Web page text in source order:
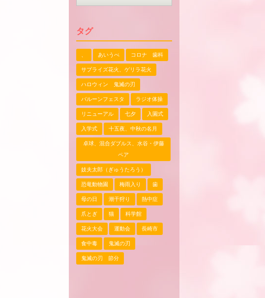
タグ
あいうべ コロナ 歯科
サプライズ花火、ゲリラ花火
ハロウィン 鬼滅の刃
バルーンフェスタ ラジオ体操
リニューアル 七夕 入園式
入学式 十五夜、中秋の名月
卓球、混合ダブルス、水谷・伊藤
ペア
妓夫太郎（ぎゅうたろう）
恐竜動物園 梅雨入り 歯
母の日 潮干狩り 熱中症
爪とぎ 猫 科学館
花火大会 運動会 長崎市
食中毒 鬼滅の刃
鬼滅の刃 節分